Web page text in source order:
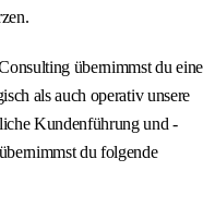
übernimmst du eine
als auch operativ unsere
Kundenführung und -
du folgende